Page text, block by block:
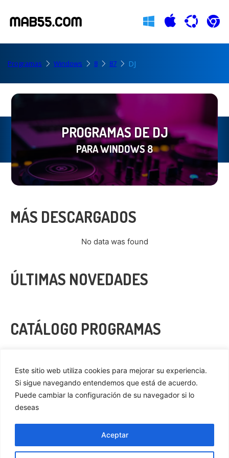
Este sitio web utiliza cookies para mejorar su experiencia.
Si sigue navegando entendemos que está de acuerdo.
Puede cambiar la configuración de su navegador si lo
deseas
Aceptar
Programas Windows 8 87 DJ
PROGRAMAS DE DJ
PARA WINDOWS 8
MÁS DESCARGADOS
No data was found
ÚLTIMAS NOVEDADES
CATÁLOGO PROGRAMAS
Cookies
Aviso Legal